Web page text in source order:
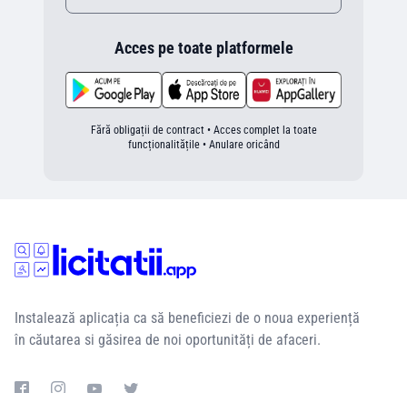
Acces pe toate platformele
Fără obligații de contract • Acces complet la toate
funcționalitățile • Anulare oricând
Instalează aplicația ca să beneficiezi de o noua experiență
în căutarea si găsirea de noi oportunități de afaceri.